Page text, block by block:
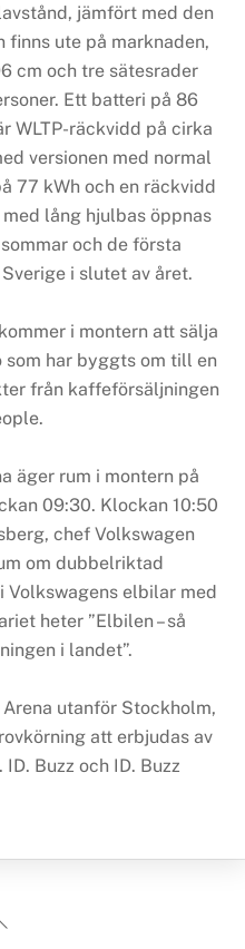
jämfört med den
finns ute på marknaden,
cm och tre sätesrader
Ett batteri på 86
WLTP-räckvidd på cirka
versionen med normal
77 kWh och en räckvidd
lång hjulbas öppnas
och de första
i slutet av året.
i montern att sälja
som har byggts om till en
från kaffeförsäljningen
äger rum i montern på
09:30. Klockan 10:50
chef Volkswagen
om dubbelriktad
Volkswagens elbilar med
heter ”Elbilen – så
i landet”.
utanför Stockholm,
att erbjudas av
Buzz och ID. Buzz